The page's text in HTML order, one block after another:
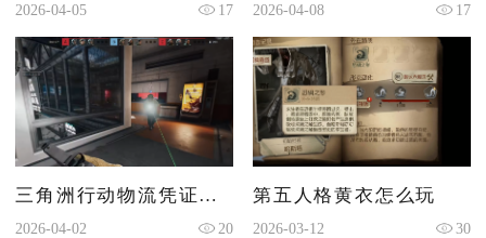
2026-04-05 17 2026-04-08 17
三角洲行动物流凭证在哪用
2026-04-02 20
第五人格黄衣怎么玩
2026-03-12 30